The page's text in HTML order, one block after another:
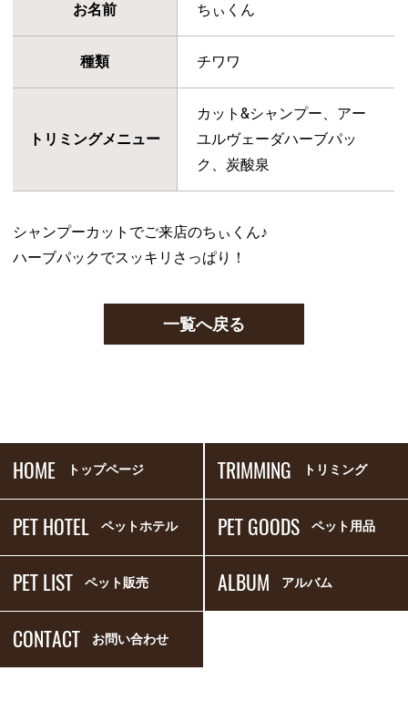
お名前 ちぃくん
種類 チワワ
トリミングメニュー
カット&シャンプー、アー
ユルヴェーダハーブパッ
ク、炭酸泉
シャンプーカットでご来店のちぃくん♪
ハーブパックでスッキリさっぱり！
一覧へ戻る
HOME トップページ TRIMMING トリミング
PET HOTEL ペットホテル PET GOODS ペット用品
PET LIST ペット販売 ALBUM アルバム
CONTACT お問い合わせ